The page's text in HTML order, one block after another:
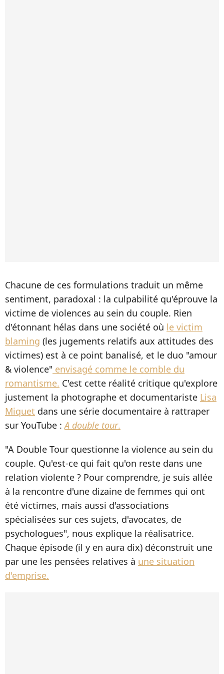
Chacune de ces formulations traduit un même
sentiment, paradoxal : la culpabilité qu'éprouve la
victime de violences au sein du couple. Rien
d'étonnant hélas dans une société où le victim
blaming (les jugements relatifs aux attitudes des
victimes) est à ce point banalisé, et le duo "amour
& violence" envisagé comme le comble du
romantisme. C'est cette réalité critique qu'explore
justement la photographe et documentariste Lisa
Miquet dans une série documentaire à rattraper
sur YouTube :A double tour.
"A Double Tour questionne la violence au sein du
couple. Qu'est-ce qui fait qu'on reste dans une
relation violente ? Pour comprendre, je suis allée
à la rencontre d'une dizaine de femmes qui ont
été victimes, mais aussi d'associations
spécialisées sur ces sujets, d'avocates, de
psychologues", nous explique la réalisatrice.
Chaque épisode (il y en aura dix) déconstruit une
par une les pensées relatives à une situation
d'emprise.